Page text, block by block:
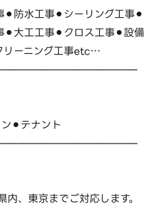
防水工事⚫︎シーリング工事⚫︎
大工工事⚫︎クロス工事⚫︎設備
リーニング工事etc…
⚫︎テナント
、東京までご対応します。